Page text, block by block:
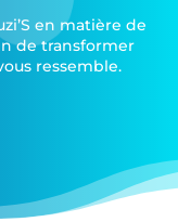
en matière de
de transformer
ressemble.